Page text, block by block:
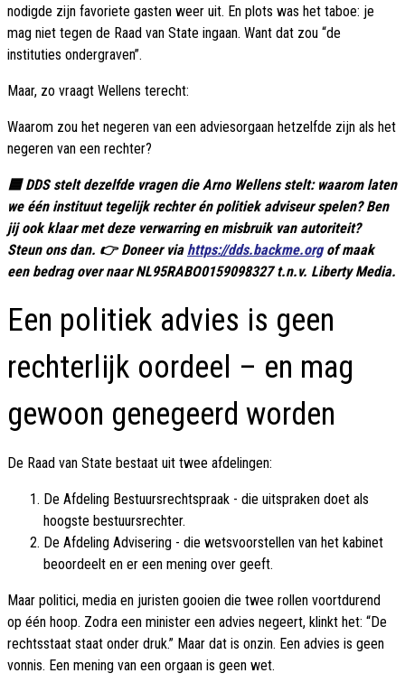
nodigde zijn favoriete gasten weer uit. En plots was het taboe: je
mag niet tegen de Raad van State ingaan. Want dat zou “de
instituties ondergraven”.
Maar, zo vraagt Wellens terecht:
Waarom zou het negeren van een adviesorgaan hetzelfde zijn als het
negeren van een rechter?
🟦 DDS stelt dezelfde vragen die Arno Wellens stelt: waarom laten
we één instituut tegelijk rechter én politiek adviseur spelen? Ben
jij ook klaar met deze verwarring en misbruik van autoriteit?
Steun ons dan. 👉 Doneer viahttps://dds.backme.orgof maak
een bedrag over naar NL95RABO0159098327 t.n.v. Liberty Media.
Een politiek advies is geen
rechterlijk oordeel – en mag
gewoon genegeerd worden
De Raad van State bestaat uit twee afdelingen:
De Afdeling Bestuursrechtspraak - die uitspraken doet als
hoogste bestuursrechter.
De Afdeling Advisering - die wetsvoorstellen van het kabinet
beoordeelt en er een mening over geeft.
Maar politici, media en juristen gooien die twee rollen voortdurend
op één hoop. Zodra een minister een advies negeert, klinkt het: “De
rechtsstaat staat onder druk.” Maar dat is onzin. Een advies is geen
vonnis. Een mening van een orgaan is geen wet.